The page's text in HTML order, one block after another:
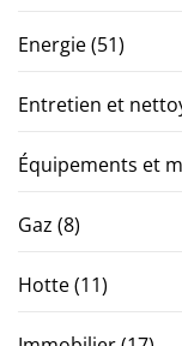
Energie(51)
Entretien et
Équipements et
Gaz (8)
Hotte(11)